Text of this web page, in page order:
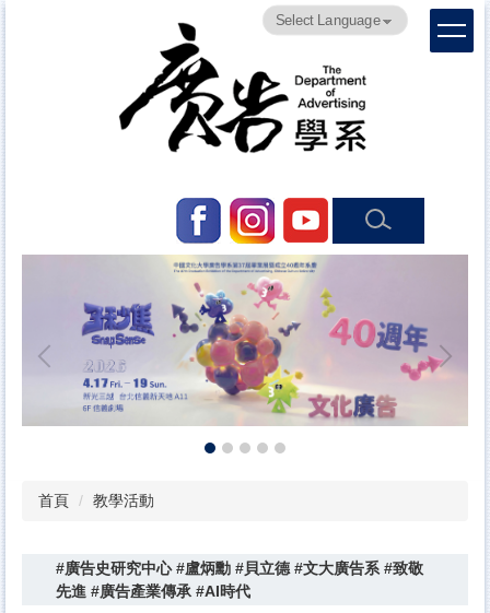
Translate
首頁 教學活動
#廣告史研究中心 #盧炳勳 #貝立德 #文大廣告系 #致敬
先進 #廣告產業傳承 #AI時代